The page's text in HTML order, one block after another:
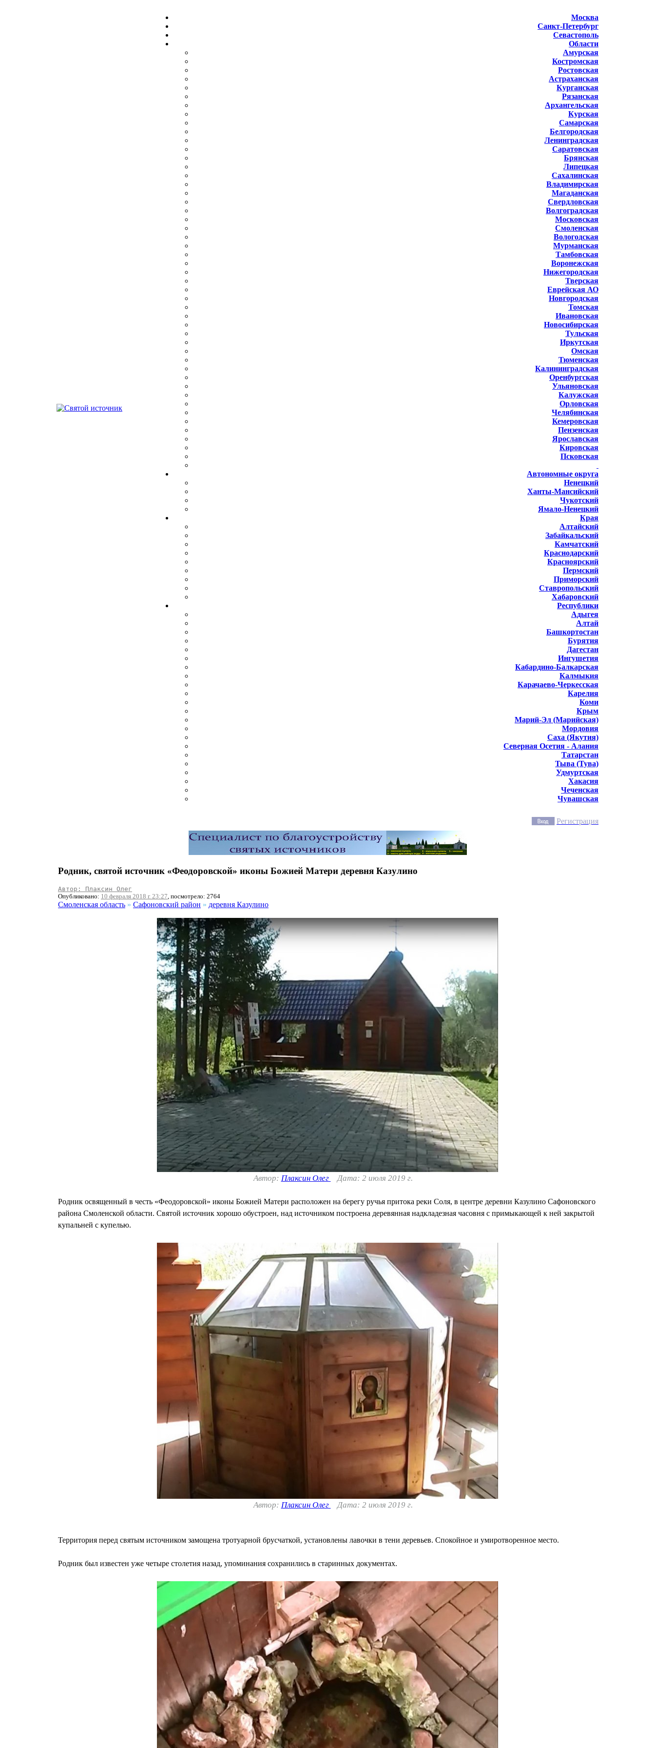
Москва
Санкт-Петербург
Севастополь
Области
Амурская
Костромская
Ростовская
Астраханская
Курганская
Рязанская
Архангельская
Курская
Самарская
Белгородская
Ленинградская
Саратовская
Брянская
Липецкая
Сахалинская
Владимирская
Магаданская
Свердловская
Волгоградская
Московская
Смоленская
Вологодская
Мурманская
Тамбовская
Воронежская
Нижегородская
Тверская
Еврейская АО
Новгородская
Томская
Ивановская
Новосибирская
Тульская
Иркутская
Омская
Тюменская
Калининградская
Оренбургская
Ульяновская
Калужская
Орловская
Челябинская
Кемеровская
Пензенская
Ярославская
Кировская
Псковская
Автономные округа
Ненецкий
Ханты-Мансийский
Чукотский
Ямало-Ненецкий
Края
Алтайский
Забайкальский
Камчатский
Краснодарский
Красноярский
Пермский
Приморский
Ставропольский
Хабаровский
Республики
Адыгея
Алтай
Башкортостан
Бурятия
Дагестан
Ингушетия
Кабардино-Балкарская
Калмыкия
Карачаево-Черкесская
Карелия
Коми
Крым
Марий-Эл (Марийская)
Мордовия
Саха (Якутия)
Северная Осетия - Алания
Татарстан
Тыва (Тува)
Удмуртская
Хакасия
Чеченская
Чувашская
Регистрация
Родник, святой источник «Феодоровской» иконы Божией Матери деревня Казулино
Автор: Плаксин Олег
Опубликовано: 10 февраля 2018 г. 23:27, посмотрело: 2764
Смоленская область » Сафоновский район » деревня Казулино
Автор: Плаксин Олег Дата: 2 июля 2019 г.
Родник освященный в честь «Феодоровской» иконы Божией Матери расположен на берегу ручья притока реки Соля, в центре деревни Казулино Сафоновского
района Смоленской области. Святой источник хорошо обустроен, над источником построена деревянная надкладезная часовня с примыкающей к ней закрытой
купальней с купелью.
Автор: Плаксин Олег Дата: 2 июля 2019 г.
Территория перед святым источником замощена тротуарной брусчаткой, установлены лавочки в тени деревьев. Спокойное и умиротворенное место.
Родник был известен уже четыре столетия назад, упоминания сохранились в старинных документах.